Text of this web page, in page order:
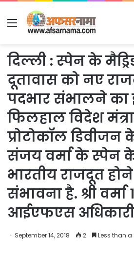
Menu
दिल्ली : स्पेन के
दूतावास को नए
पदभार संभालने का
फिलहाल विदेश
प्रोटोकॉल डिवीजन
संजय वर्मा के स्पेन
भारतीय राजदूत
संभावना है. श्री
आईएफएस
September 14, 2018 2 Less than